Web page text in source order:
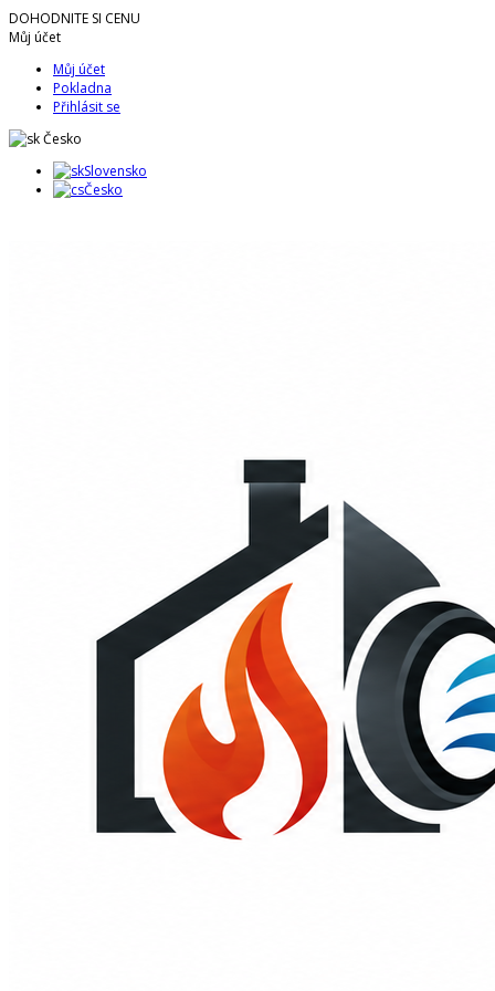
DOHODNITE SI CENU
Můj účet
Můj účet
Pokladna
Přihlásit se
Česko
Slovensko
Česko